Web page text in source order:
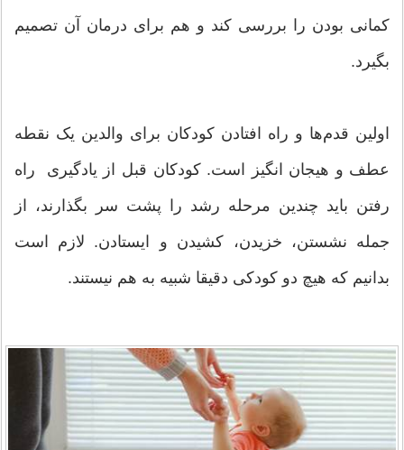
كمانی بودن را بررسی كند و هم برای درمان آن تصميم
بگيرد.
اولین قدم‌ها و راه افتادن کودکان برای والدین یک نقطه
عطف و هیجان انگیز است. کودکان قبل از یادگیری راه
رفتن باید چندین مرحله رشد را پشت سر بگذارند، از
جمله نشستن، خزیدن، کشیدن و ایستادن. لازم است
بدانیم که هیچ دو کودکی دقیقا شبیه به هم نیستند.